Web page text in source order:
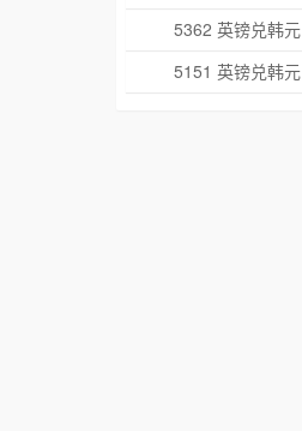
5362 英镑兑韩元
5151 英镑兑韩元